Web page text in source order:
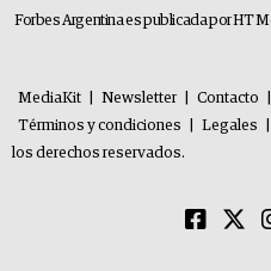
Forbes Argentina es publicada por HT
MediaKit Newsletter Contacto
Términos y condiciones
Legales
los derechos reservados.